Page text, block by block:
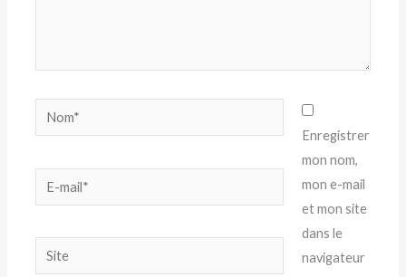
Nom*
E-
mail*
Site
Enregistrer
mon nom,
mon e-mail
et mon site
dans le
navigateur